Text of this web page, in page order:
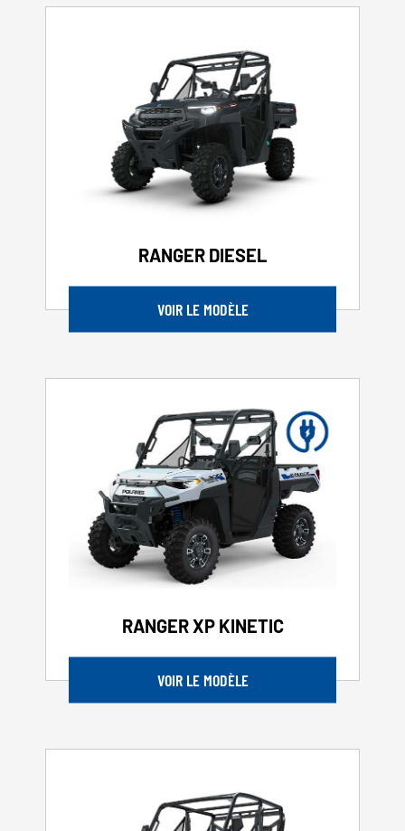
RANGER DIESEL
VOIR LE MODÈLE
RANGER XP KINETIC
VOIR LE MODÈLE